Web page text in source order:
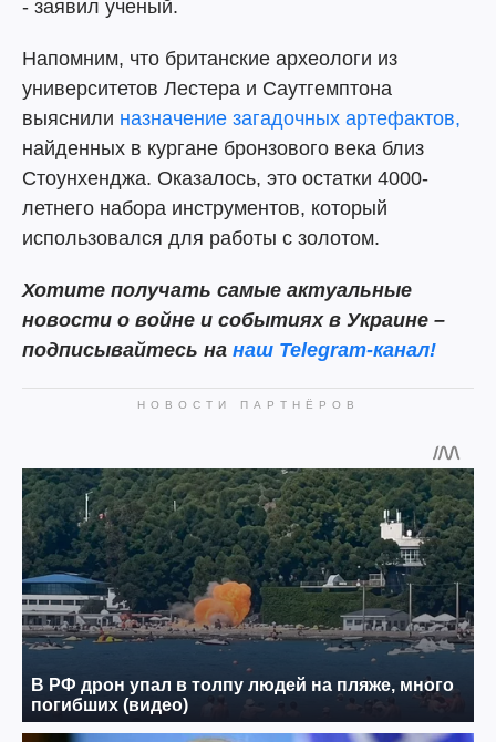
- заявил ученый.
Напомним, что британские археологи из
университетов Лестера и Саутгемптона
выяснили назначение загадочных артефактов,
найденных в кургане бронзового века близ
Стоунхенджа. Оказалось, это остатки 4000-
летнего набора инструментов, который
использовался для работы с золотом.
Хотите получать самые актуальные
новости о войне и событиях в Украине –
подписывайтесь на наш Telegram-канал!